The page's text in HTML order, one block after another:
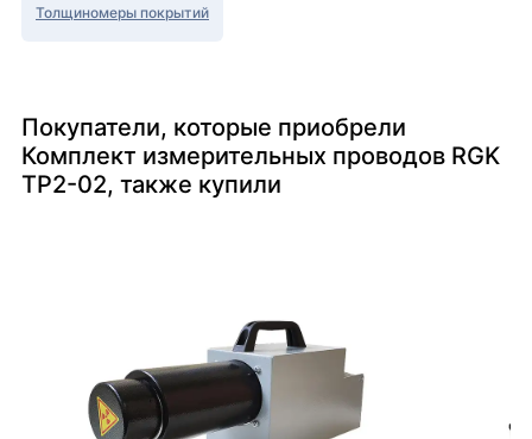
Толщиномеры покрытий
Покупатели, которые приобрели
Комплект измерительных проводов RGK
TP2-02, также купили